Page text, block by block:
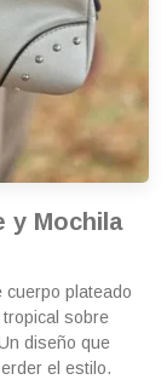
y Mochila
cuerpo plateado
sobre
diseño que
el estilo.